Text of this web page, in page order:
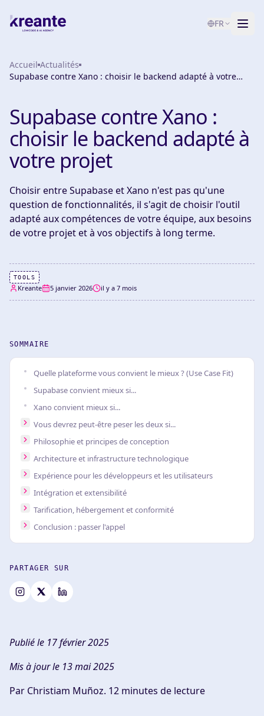
FR
Services
À propos
Test de maturité IA
Accueil Actualités
Supabase contre Xano : choisir le backend adapté à votre
Supabase contre Xano :
choisir le backend adapté à
votre projet
Choisir entre Supabase et Xano n'est pas qu'une
question de fonctionnalités, il s'agit de choisir l'outil
adapté aux compétences de votre équipe, aux besoins
de votre projet et à vos objectifs à long terme.
TOOLS
Kreante 5 janvier 2026 il y a 7 mois
SOMMAIRE
Quelle plateforme vous convient le mieux ? (Use Case Fit)
Supabase convient mieux si...
Xano convient mieux si...
Vous devrez peut-être peser les deux si...
Philosophie et principes de conception
Architecture et infrastructure technologique
Expérience pour les développeurs et les utilisateurs
Intégration et extensibilité
Tarification, hébergement et conformité
Conclusion : passer l'appel
PARTAGER SUR
Publié le 17 février 2025
Mis à jour le 13 mai 2025
Par Christiam Muñoz. 12 minutes de lecture